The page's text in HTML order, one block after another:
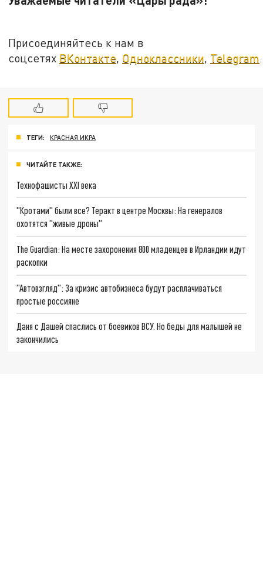
Присоединяйтесь к нам в
соцсетях ВКонтакте, Одноклассники, Telegram.
ТЕГИ: КРАСНАЯ ИКРА
ЧИТАЙТЕ ТАКЖЕ:
Технофашисты XXI века
"Кротами" были все? Теракт в центре Москвы: На генералов
охотятся "живые дроны"
The Guardian: На месте захоронения 800 младенцев в Ирландии идут
раскопки
"Автовзгляд": За кризис автобизнеса будут расплачиваться
простые россияне
Даня с Дашей спаслись от боевиков ВСУ. Но беды для малышей не
закончились